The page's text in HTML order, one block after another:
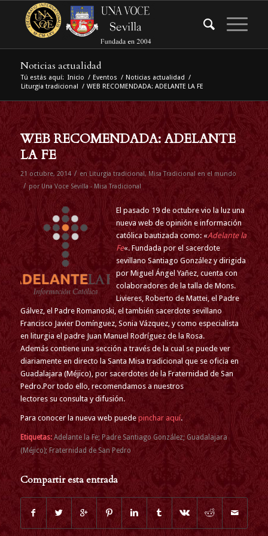
Noticias actualidad
Tú estás aquí: Inicio / Eventos / Noticias actualidad /
Liturgia tradicional / WEB RECOMENDADA: ADELANTE LA FE
WEB RECOMENDADA: ADELANTE
LA FE
21 octubre, 2014 / en Liturgia tradicional, Misa Tradicional en el mundo
/ por Una Voce Sevilla - Misa Tradicional
El pasado 19 de octubre vio la luz una
nueva web de opinión e información
católica bautizada como: «Adelante la
Fe«. Fundada por el sacerdote
sevillano Santiago González y dirigida
por Miguel Ángel Yañez, cuenta con
colaboradores de la talla de Mons.
Livieres, Roberto de Mattei, el Padre
Gálvez, el Padre Romanoski, el también sacerdote sevillano
Francisco Javier Domínguez, Sonia Vázquez, y como especialista
en liturgia el padre Juan Manuel Rodríguez de la Rosa.
Además contiene una sección a través de la cual se puede ver
diariamente en directo la Santa Misa tradicional que se oficia en
Guadalajara (Méjico), por sacerdotes de la Fraternidad de San
Pedro.Por todo ello, recomendamos a nuestros
lectores su consulta y difusión.
Para conocer la nueva web puede pinchar aquí.
Etiquetas: Adelante la Fe; Padre Santiago González; Guadalajara
(Méjico); Fraternidad de San Pedro
Compartir esta entrada